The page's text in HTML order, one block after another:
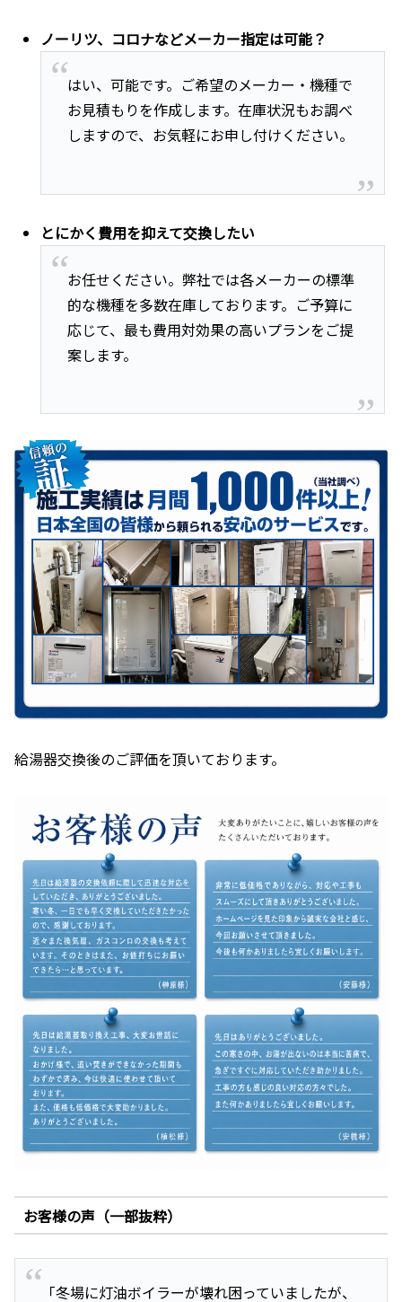
ノーリツ、コロナなどメーカー指定は可能？
はい、可能です。ご希望のメーカー・機種で
お見積もりを作成します。在庫状況もお調べ
しますので、お気軽にお申し付けください。
とにかく費用を抑えて交換したい
お任せください。弊社では各メーカーの標準
的な機種を多数在庫しております。ご予算に
応じて、最も費用対効果の高いプランをご提
案します。
給湯器交換後のご評価を頂いております。
お客様の声（一部抜粋）
「冬場に灯油ボイラーが壊れ困っていましたが、